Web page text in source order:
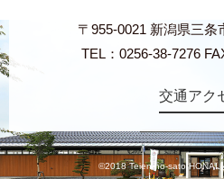
〒955-0021 新潟県三条
TEL：0256-38-7276
交通アク
©2018 Teien-no-sato HONAI.